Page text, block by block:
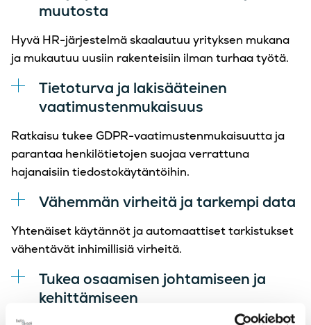
muutosta
Hyvä HR-järjestelmä skaalautuu yrityksen mukana
ja mukautuu uusiin rakenteisiin ilman turhaa työtä.
Tietoturva ja lakisääteinen
vaatimustenmukaisuus
Ratkaisu tukee GDPR-vaatimustenmukaisuutta ja
parantaa henkilötietojen suojaa verrattuna
hajanaisiin tiedostokäytäntöihin.
Vähemmän virheitä ja tarkempi data
Yhtenäiset käytännöt ja automaattiset tarkistukset
vähentävät inhimillisiä virheitä.
Tukea osaamisen johtamiseen ja
kehittämiseen